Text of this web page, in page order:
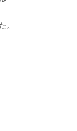
。